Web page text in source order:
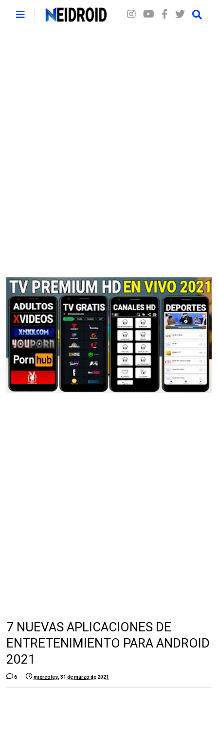
7 NUEVAS APLICACIONES DE
ENTRETENIMIENTO PARA ANDROID
2021
6 miércoles, 31 de marzo de 2021